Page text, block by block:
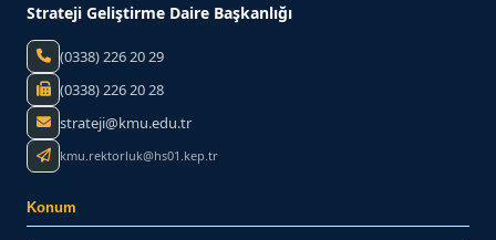
Strateji Geliştirme Daire Başkanlığı
(0338) 226 20 29
(0338) 226 20 28
strateji@kmu.edu.tr
kmu.rektorluk@hs01.kep.tr
Konum